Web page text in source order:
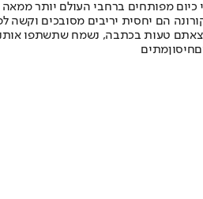
כיום מפותחים ברחבי העולם יותר
הם יחסית יריבים מסובכים וקשה
טעות בכתבה, נשמח שתשתפו
חיסוןמתים